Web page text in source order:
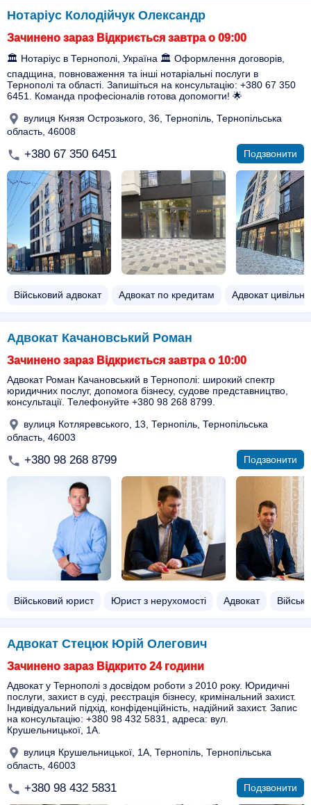
Нотаріус Колодійчук Олександр
Зачинено зараз Відкриється завтра о 09:00
🏛️ Нотаріус в Тернополі, Україна 🏛️ Оформлення договорів,
спадщина, повноваження та інші нотаріальні послуги в
Тернополі та області. Запишіться на консультацію: +380 67 350
6451. Команда професіоналів готова допомогти! 🌟
вулиця Князя Острозького, 36, Тернопіль, Тернопільська
область, 46008
+380 67 350 6451 Подзвонити
Військовий адвокат Адвокат по кредитам Адвокат
Адвокат Качановський Роман
Зачинено зараз Відкриється завтра о 10:00
Адвокат Роман Качановський в Тернополі: широкий спектр
юридичних послуг, допомога бізнесу, судове представництво,
консультації. Телефонуйте +380 98 268 8799.
вулиця Котляревського, 13, Тернопіль, Тернопільська
область, 46003
+380 98 268 8799 Подзвонити
Військовий юрист Юрист з нерухомості Адвокат
Адвокат Стецюк Юрій Олегович
Зачинено зараз Відкрито 24 години
Адвокат у Тернополі з досвідом роботи з 2010 року. Юридичні
послуги, захист в суді, реєстрація бізнесу, кримінальний захист.
Індивідуальний підхід, конфіденційність, надійний захист. Запис
на консультацію: +380 98 432 5831, адреса: вул.
Крушельницької, 1А.
вулиця Крушельницької, 1А, Тернопіль, Тернопільська
область, 46003
+380 98 432 5831 Подзвонити